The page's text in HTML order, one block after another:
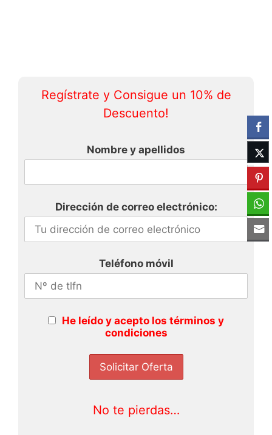
Regístrate y Consigue un 10% de
Descuento!
Nombre y apellidos
Dirección de correo electrónico:
Teléfono móvil
He leído y acepto los términos y
condiciones
No te pierdas…